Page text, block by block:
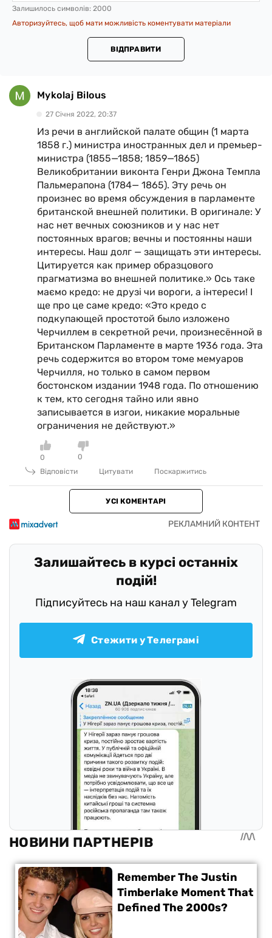
Залишилось символів: 2000
Авторизуйтесь, щоб мати можливість коментувати матеріали
ВІДПРАВИТИ
Mykolaj Bilous
27 Сiчня 2022, 20:37
Из речи в английской палате общин (1 марта
1858 г.) министра иностранных дел и премьер-
министра (1855—1858; 1859—1865)
Великобритании виконта Генри Джона Темпла
Пальмерапона (1784— 1865). Эту речь он
произнес во время обсуждения в парламенте
британской внешней политики. В оригинале: У
нас нет вечных союзников и у нас нет
постоянных врагов; вечны и постоянны наши
интересы. Наш долг — защищать эти интересы.
Цитируется как пример образцового
прагматизма во внешней политике.» Ось таке
маємо кредо: не друзі чи вороги, а інтереси! І
ще про це саме кредо: «Это кредо с
подкупающей простотой было изложено
Черчиллем в секретной речи, произнесённой в
Британском Парламенте в марте 1936 года. Эта
речь содержится во втором томе мемуаров
Черчилля, но только в самом первом
бостонском издании 1948 года. По отношению
к тем, кто сегодня тайно или явно
записывается в изгои, никакие моральные
ограничения не действуют.»
0
0
Відповісти
Цитувати Поскаржитись
УСІ КОМЕНТАРІ
Залишайтесь в курсі останніх
подій!
Підписуйтесь на наш канал у Telegram
Стежити у Телеграмі